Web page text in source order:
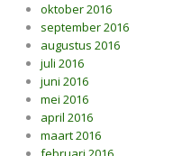
oktober 2016
september 2016
augustus 2016
juli 2016
juni 2016
mei 2016
april 2016
maart 2016